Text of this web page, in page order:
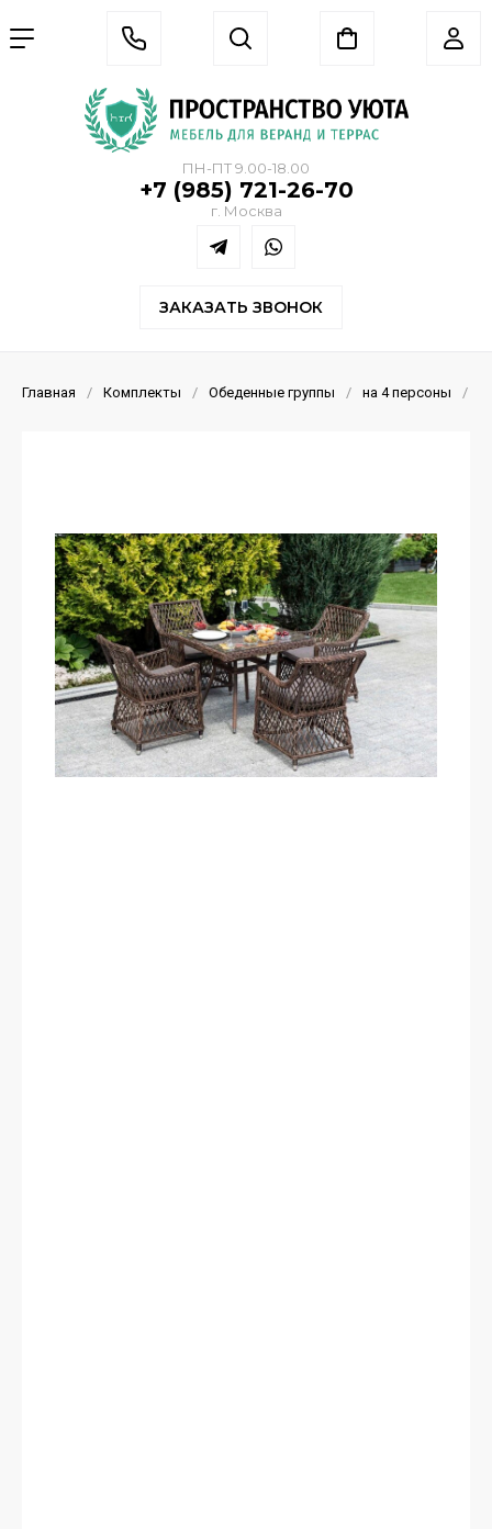
ПН-ПТ 9.00-18.00
+7 (985) 721-26-70
г. Москва
ЗАКАЗАТЬ ЗВОНОК
Главная / Комплекты / Обеденные группы / на 4 персоны /